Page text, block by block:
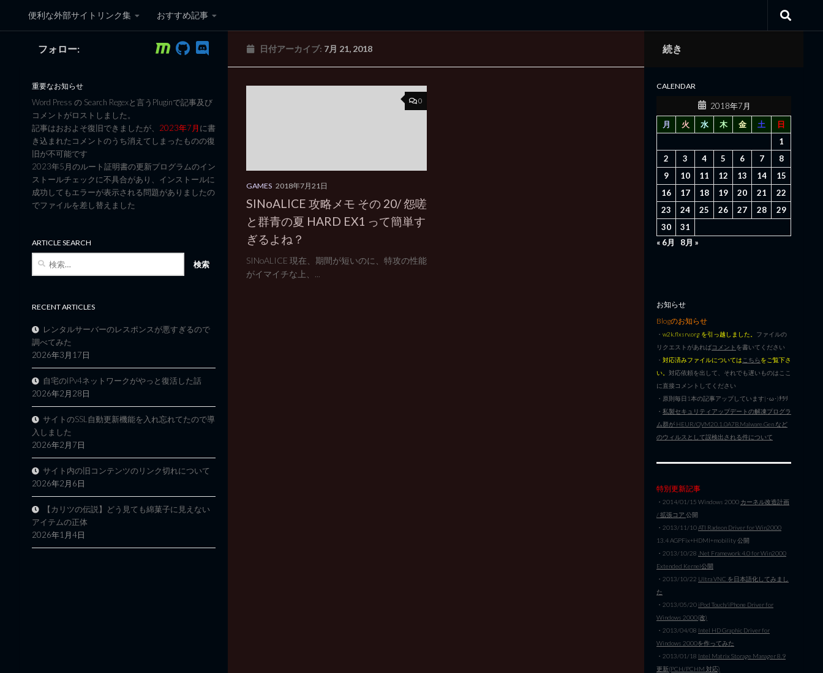
コンテンツへスキップ
便利な外部サイトリンク集 おすすめ記事
黒翼猫のコンピュータ日記 3rd Edition
日付アーカイブ: 7月 21, 2018
0
GAMES 2018年7月21日
SINoALICE 攻略メモ その 20/ 怨嗟
と群青の夏 HARD EX1 って簡単す
ぎるよね？
SINoALICE 現在、期間が短いのに、特攻の性能
がイマイチな上、...
フォロー:
重要なお知らせ
Word Press の Search Regexと言うPluginで記事及び
コメントがロストしました。
記事はおおよそ復旧できましたが、 2023年7月に書
き込まれたコメントのうち消えてしまったものの復
旧が不可能です
2023年5月のルート証明書の更新プログラムのイン
ストールチェックに不具合があり、インストールに
成功してもエラーが表示される問題がありましたの
でファイルを差し替えました
ARTICLE SEARCH
RECENT ARTICLES
レンタルサーバーのレスポンスが悪すぎるので
調べてみた
2026年3月17日
自宅のIPv4ネットワークがやっと復活した話
2026年2月28日
サイトのSSL自動更新機能を入れ忘れてたので導
入しました
2026年2月7日
サイト内の旧コンテンツのリンク切れについて
2026年2月6日
【カリツの伝説】どう見ても綿菓子に見えない
アイテムの正体
2026年1月4日
続き
CALENDAR
2018年7月
月
火 水 木 金 土
日
1
2
3 4 5 6 7
8
9
10 11 12 13 14
15
16
17 18 19 20 21
22
23
24 25 26 27 28
29
30
31
« 6月
8月 »
お知らせ
Blogのお知らせ
・ w2k.flxsrv.org を引っ越しました。 ファイルの
リクエストがあればコメント を書いてください
・ 対応済みファイルについては こちらをご覧下さ
い。 対応依頼を出して、それでも遅いものはここ
に直接コメントしてください
・原則毎日1本の記事アップしています|･ω･)ﾁﾗﾘ
・ 私製セキュリティアップデートの解凍プログラ
ム群が HEUR/QVM20.1.0A7B.Malware.Gen など
のウィルスとして誤検出される件について
特別更新記事
・2014/01/15 Windows 2000 カーネル改造計画
/ 拡張コア 公開
・2013/11/10ATI Radeon Driver for Win2000
13.4 AGPFix+HDMI+mobility 公開
・2013/10/28 .Net Framework 4.0 for Win2000
Extended Kernel公開
・2013/10/22 Ultra VNC を日本語化してみまし
た
・2013/05/20 iPod Touch/iPhone Driver for
Windows 2000(改)
・2013/04/08 Intel HD Graphic Driver for
Windows 2000を作ってみた
・2013/01/18 Intel Matrix Storage Manager 8.9
更新(PCH/PCHM 対応)